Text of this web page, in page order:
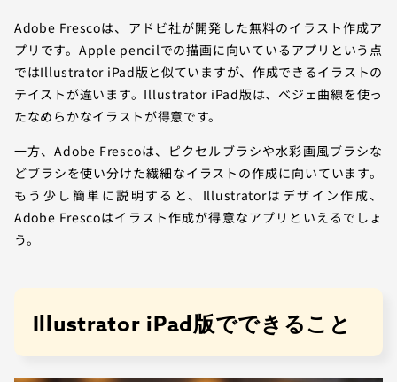
Adobe Frescoは、アドビ社が開発した無料のイラスト作成ア
プリです。Apple pencilでの描画に向いているアプリという点
ではIllustrator iPad版と似ていますが、作成できるイラストの
テイストが違います。Illustrator iPad版は、ベジェ曲線を使っ
たなめらかなイラストが得意です。
一方、Adobe Frescoは、ピクセルブラシや水彩画風ブラシな
どブラシを使い分けた繊細なイラストの作成に向いています。
もう少し簡単に説明すると、Illustratorはデザイン作成、
Adobe Frescoはイラスト作成が得意なアプリといえるでしょ
う。
Illustrator iPad版でできること